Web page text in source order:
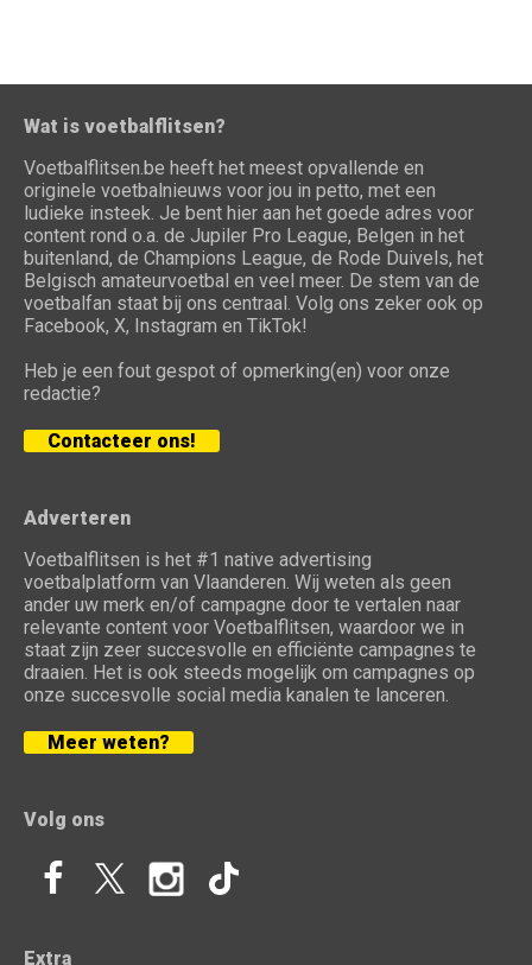
Wat is voetbalflitsen?
Voetbalflitsen.be heeft het meest opvallende en
originele voetbalnieuws voor jou in petto, met een
ludieke insteek. Je bent hier aan het goede adres voor
content rond o.a. de Jupiler Pro League, Belgen in het
buitenland, de Champions League, de Rode Duivels, het
Belgisch amateurvoetbal en veel meer. De stem van de
voetbalfan staat bij ons centraal. Volg ons zeker ook op
Facebook, X, Instagram en TikTok!
Heb je een fout gespot of opmerking(en) voor onze
redactie?
Contacteer ons!
Adverteren
Voetbalflitsen is het #1 native advertising
voetbalplatform van Vlaanderen. Wij weten als geen
ander uw merk en/of campagne door te vertalen naar
relevante content voor Voetbalflitsen, waardoor we in
staat zijn zeer succesvolle en efficiënte campagnes te
draaien. Het is ook steeds mogelijk om campagnes op
onze succesvolle social media kanalen te lanceren.
Meer weten?
Volg ons
Extra